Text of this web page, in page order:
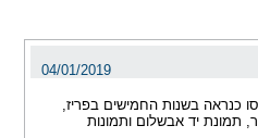
04/01/2019
כנראה בשנות החמישים בפריז,
תמונת יד אבשלום ותמונות